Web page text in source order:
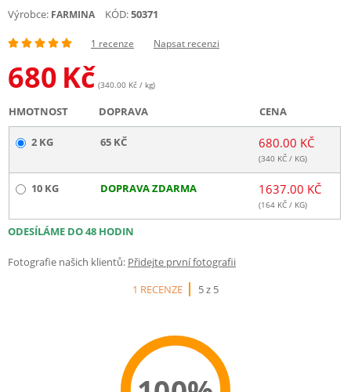
Výrobce: FARMINA KÓD:50371
1 recenze Napsat recenzi
680 Kč (340.00 Kč / kg)
HMOTNOST DOPRAVA CENA
2 KG 65 KČ 680.00 KČ
(340 KČ / KG)
10 KG DOPRAVA ZDARMA 1637.00 KČ
(164 KČ / KG)
ODESÍLÁME DO 48 HODIN
Fotografie našich klientů: Přidejte první fotografii
1 RECENZE
5 z 5